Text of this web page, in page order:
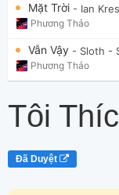
Mặt Trời - Ian
Phương Thảo
Vẫn Vậy - Sloth -
Phương Thảo
Tôi
Đã Duyệt